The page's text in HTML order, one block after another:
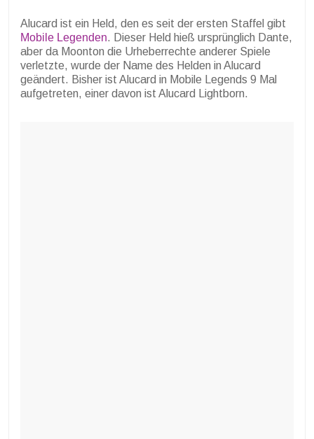
Alucard ist ein Held, den es seit der ersten Staffel gibt
Mobile Legenden. Dieser Held hieß ursprünglich Dante,
aber da Moonton die Urheberrechte anderer Spiele
verletzte, wurde der Name des Helden in Alucard
geändert. Bisher ist Alucard in Mobile Legends 9 Mal
aufgetreten, einer davon ist Alucard Lightborn.